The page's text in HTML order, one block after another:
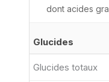
dont acides
Glucides
Glucides totaux